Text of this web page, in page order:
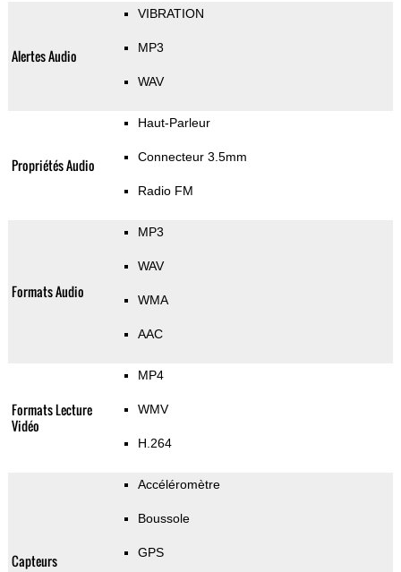
Alertes Audio
VIBRATION
MP3
WAV
Propriétés Audio
Haut-Parleur
Connecteur 3.5mm
Radio FM
Formats Audio
MP3
WAV
WMA
AAC
Formats Lecture
Vidéo
MP4
WMV
H.264
Capteurs
Accéléromètre
Boussole
GPS